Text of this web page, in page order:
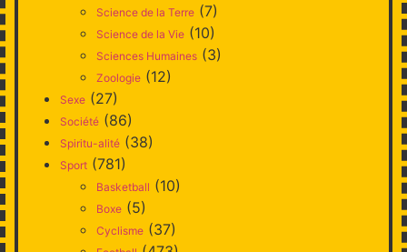
Science de la Terre (7)
Science de la Vie (10)
Sciences Humaines (3)
Zoologie (12)
Sexe (27)
Société (86)
Spiritu-alité (38)
Sport (781)
Basketball (10)
Boxe (5)
Cyclisme (37)